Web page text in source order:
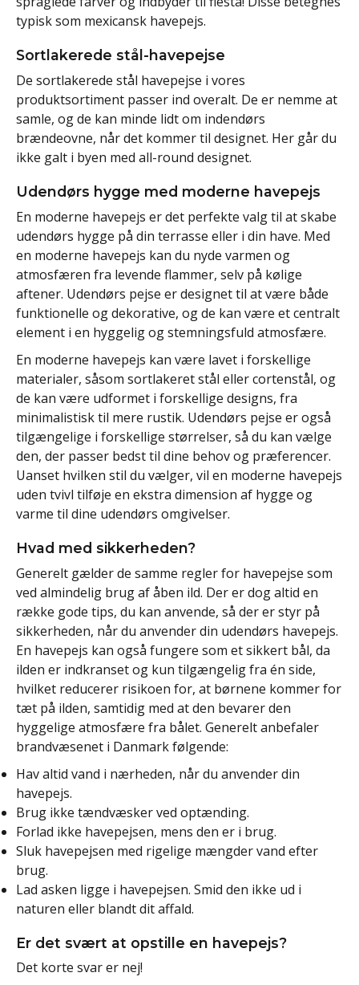
typisk som mexicansk havepejs.
Sortlakerede stål-havepejse
De sortlakerede stål havepejse i vores
produktsortiment passer ind overalt. De er nemme at
samle, og de kan minde lidt om indendørs
brændeovne, når det kommer til designet. Her går du
ikke galt i byen med all-round designet.
Udendørs hygge med moderne havepejs
En moderne havepejs er det perfekte valg til at skabe
udendørs hygge på din terrasse eller i din have. Med
en moderne havepejs kan du nyde varmen og
atmosfæren fra levende flammer, selv på kølige
aftener. Udendørs pejse er designet til at være både
funktionelle og dekorative, og de kan være et centralt
element i en hyggelig og stemningsfuld atmosfære.
En moderne havepejs kan være lavet i forskellige
materialer, såsom sortlakeret stål eller cortenstål, og
de kan være udformet i forskellige designs, fra
minimalistisk til mere rustik. Udendørs pejse er også
tilgængelige i forskellige størrelser, så du kan vælge
den, der passer bedst til dine behov og præferencer.
Uanset hvilken stil du vælger, vil en moderne havepejs
uden tvivl tilføje en ekstra dimension af hygge og
varme til dine udendørs omgivelser.
Hvad med sikkerheden?
Generelt gælder de samme regler for havepejse som
ved almindelig brug af åben ild. Der er dog altid en
række gode tips, du kan anvende, så der er styr på
sikkerheden, når du anvender din udendørs havepejs.
En havepejs kan også fungere som et sikkert bål, da
ilden er indkranset og kun tilgængelig fra én side,
hvilket reducerer risikoen for, at børnene kommer for
tæt på ilden, samtidig med at den bevarer den
hyggelige atmosfære fra bålet. Generelt anbefaler
brandvæsenet i Danmark følgende:
Hav altid vand i nærheden, når du anvender din
havepejs.
Brug ikke tændvæsker ved optænding.
Forlad ikke havepejsen, mens den er i brug.
Sluk havepejsen med rigelige mængder vand efter
brug.
Lad asken ligge i havepejsen. Smid den ikke ud i
naturen eller blandt dit affald.
Er det svært at opstille en havepejs?
Det korte svar er nej!